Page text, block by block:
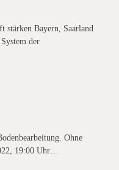
stärken Bayern, Saarland
der
Ohne
19:00 Uhr…